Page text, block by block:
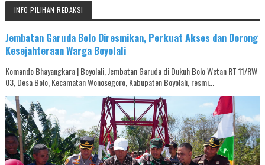
INFO PILIHAN REDAKSI
Jembatan Garuda Bolo Diresmikan, Perkuat Akses dan Dorong
Kesejahteraan Warga Boyolali
Komando Bhayangkara | Boyolali, Jembatan Garuda di Dukuh Bolo Wetan RT 11/RW
03, Desa Bolo, Kecamatan Wonosegoro, Kabupaten Boyolali, resmi...